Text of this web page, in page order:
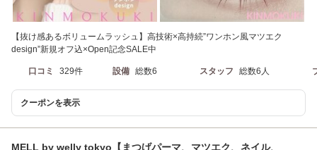
【抜け感あるボリュームラッシュ】高技術×高持続”ワンホン風マツエク
design”新規オフ込×Open記念SALE中
口コミ 329件 設備 総数6 スタッフ 総数6人
クーポンを表示
MELL by welly tokyo【まつげパーマ、マツエク、ネイル、